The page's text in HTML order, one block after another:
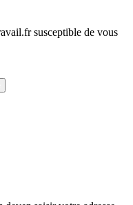
susceptible de vous